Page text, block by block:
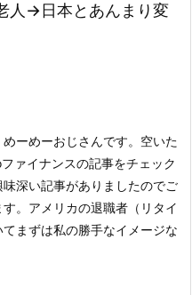
人→日本とあんまり変
ーめーおじさんです。 空いた
ァイナンスの記事をチェック
味深い記事がありましたのでご
。 アメリカの退職者（リタイ
て まずは私の勝手なイメージな